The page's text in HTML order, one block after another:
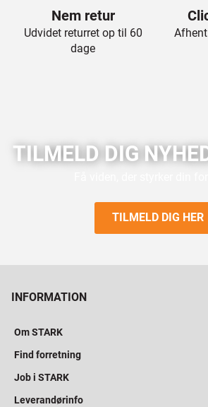
Nem retur
Udvidet returret op til 60
dage
TILMELD DIG
TILMELD DIG HER
INFORMATION
Om STARK
Find forretning
Job i STARK
Leverandørinfo